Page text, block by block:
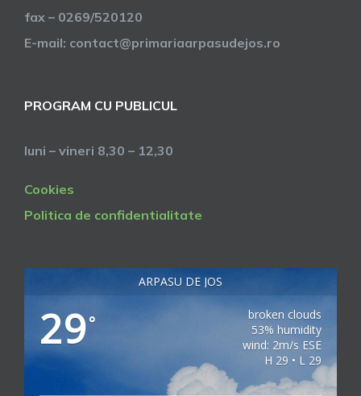
fax – 0269/520120
E-mail: contact@primariaarpasudejos.ro
PROGRAM CU PUBLICUL
luni – vineri 8,30 – 12,30
Cookies
Politica de confidentialitate
ARPASU DE JOS
29°
broken clouds
53% humidity
wind: 2m/s ESE
H 29 • L 29